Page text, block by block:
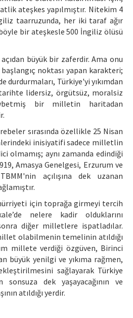
ateşkes yapılmıştır. Nitekim 4
taarruzunda, her iki taraf ağır
bir ateşkesle 500 İngiliz ölüsü
büyük bir zaferdir. Ama onu
noktası yapan karakteri;
durdurmaları, Türkiye'yi yıkımdan
lidersiz, örgütsüz, moralsiz
bir milletin haritadan
sırasında özellikle 25 Nisan
inisiyatifi sadece milletlin
olmamış; aynı zamanda edindiği
Amasya Genelgesi, Erzurum ve
açılışına dek uzanan
için toprağa girmeyi tercih
nelere kadir olduklarını
diğer milletlere ispatladılar.
olabilmenin temelinin atıldığı
millete verdiği özgüven, Birinci
büyük yenilgi ve yıkıma rağmen,
sağlayarak Türkiye
sonsuza dek yaşayacağının ve
atıldığı yerdir.